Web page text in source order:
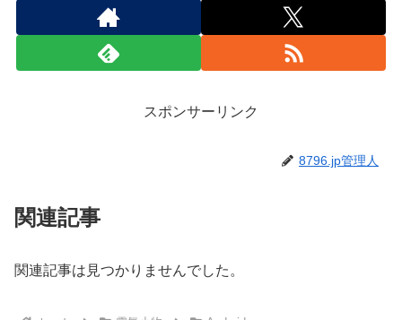
スポンサーリンク
8796.jp管理人
関連記事
関連記事は見つかりませんでした。